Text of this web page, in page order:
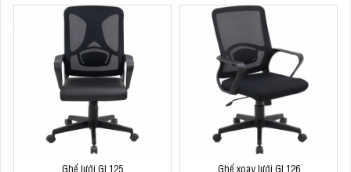
Ghế lưới GL125 Ghế xoay lưới GL126